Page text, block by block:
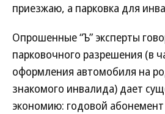
приезжаю, а парковка для
Опрошенные “Ъ” эксперты
парковочного разрешения (в
оформления автомобиля на
знакомого инвалида) дает
экономию: годовой